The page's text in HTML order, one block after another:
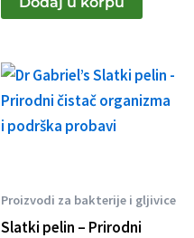
Proizvodi za bakterije i gljivice
Slatki pelin – Prirodni